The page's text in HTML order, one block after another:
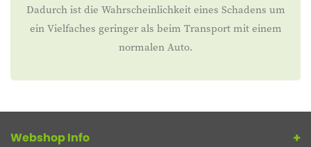
Dadurch ist die Wahrscheinlichkeit eines Schadens um
ein Vielfaches geringer als beim Transport mit einem
normalen Auto.
Webshop Info